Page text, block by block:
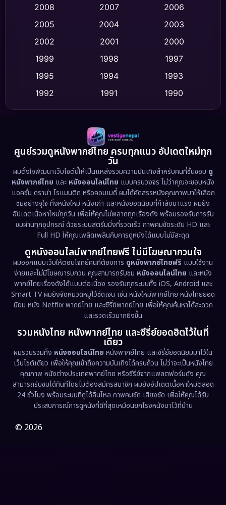
Crime อาชญากรรม (532)
Cult Film
Dance เต้น (10)
Detective สืบสวน (62)
Disaster (13)
Disney+ (5)
Documentary สารคดี (94)
Drama ดราม่า (1,513)
Dystopian (17)
Emotional (61)
Epic มหากาพย์ (227)
Erotic (36)
Family ครอบครัว (375)
Fantasy จินตนาการ (338)
Fiction (9)
Film (57)
Gothic
2008
2007
2006
2005
2004
2003
2002
2001
2000
1999
1998
1997
1995
1994
1993
1992
1991
1990
1989
1988
1986
1983
1978
1962
ศูนย์รวมดูหนังพากย์ไทย ครบทุกแนว อัปเดตใหม่ทุก
วัน
ผมตั้งใจพัฒนาเว็บไซต์นี้ให้เป็นแหล่งรวมความบันเทิงสำหรับคนที่ชื่นชอบ ดู
หนังพากย์ไทย และ หนังออนไลน์ไทย แบบครบวงจร ไม่ว่าคุณจะชอบหนัง
แอคชั่น ดราม่า โรแมนติก หรือคอมเมดี้ ผมได้คัดสรรหนังคุณภาพมาให้เลือก
ชมอย่างจุใจ ทั้งหนังใหม่ หนังเก่า และหนังยอดนิยมที่กำลังมาแรง ผมยัง
อัปเดตเนื้อหาใหม่ทุกวัน เพื่อให้คุณไม่พลาดทุกเรื่องดัง พร้อมรองรับการรับ
ชมผ่านทุกอุปกรณ์ ด้วยระบบสตรีมมิ่งที่รวดเร็ว ภาพคมชัดระดับ HD และ
Full HD ให้คุณเพลิดเพลินกับการดูหนังได้แบบไม่มีสะดุด
ดูหนังออนไลน์พากย์ไทยฟรี ไม่มีโฆษณากวนใจ
ผมออกแบบเว็บให้ตอบโจทย์คนที่ต้องการ ดูหนังพากย์ไทยฟรี แบบใช้งาน
ง่ายและไม่มีโฆษณารบกวน คุณสามารถรับชม หนังออนไลน์ไทย และหนัง
พากย์ไทยเรื่องดังได้แบบต่อเนื่อง รองรับทุกระบบทั้ง iOS, Android และ
Smart TV ผมยังจัดหมวดหมู่ไว้ชัดเจน เช่น หนังใหม่พากย์ไทย หนังไทยยอด
นิยม หนัง Netflix พากย์ไทย และซีรี่ย์พากย์ไทย เพื่อให้คุณค้นหาได้สะดวก
และรวดเร็วมากยิ่งขึ้น
รวมหนังไทย หนังพากย์ไทย และซีรี่ย์ยอดฮิตไว้ในที่
เดียว
ผมรวบรวมทั้ง หนังออนไลน์ไทย หนังพากย์ไทย และซีรี่ย์ยอดนิยมมาไว้ใน
เว็บไซต์เดียว เพื่อให้คุณเข้าถึงความบันเทิงได้ครบถ้วน ไม่ว่าจะเป็นหนังไทย
คุณภาพ หนังต่างประเทศพากย์ไทย หรือซีรี่ย์จากแพลตฟอร์มดัง คุณ
สามารถรับชมได้ทันทีโดยไม่ต้องสมัครสมาชิก ผมยังอัปเดตเนื้อหาใหม่ตลอด
24 ชั่วโมง พร้อมระบบที่ดูได้ลื่นไหล ภาพคมชัด เสียงชัด เพื่อให้คุณได้รับ
ประสบการณ์การดูหนังที่ดีที่สุดเหมือนยกโรงหนังมาไว้ที่บ้าน
© 2026